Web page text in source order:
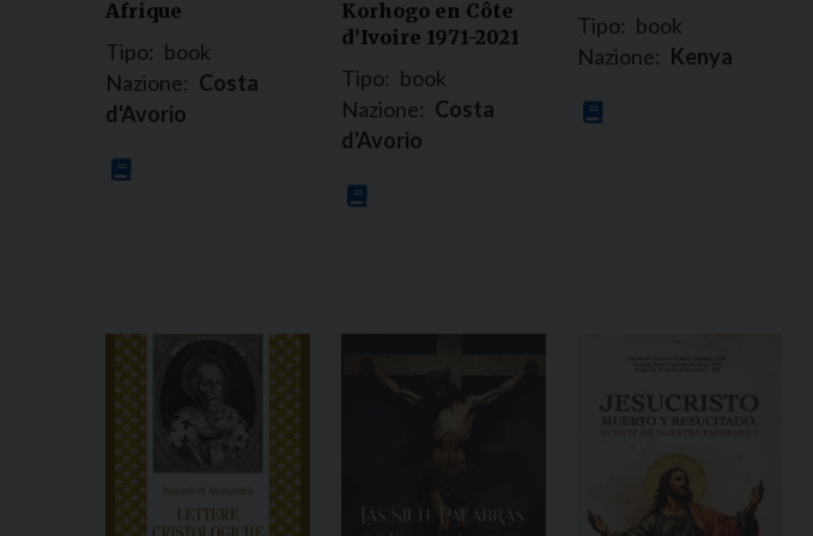
Afrique
Tipo: book
Nazione: Costa
d'Avorio
Korhogo en Côte
d’Ivoire 1971-2021
Tipo: book
Nazione: Costa
d'Avorio
Tipo: book
Nazione: Kenya